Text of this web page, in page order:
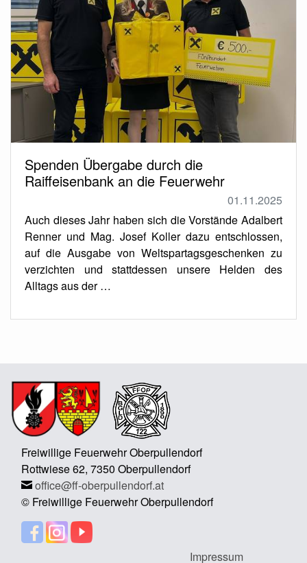
Spenden Übergabe durch die
Raiffeisenbank an die Feuerwehr
01.11.2025
Auch dieses Jahr haben sich die Vorstände Adalbert
Renner und Mag. Josef Koller dazu entschlossen,
auf die Ausgabe von Weltspartagsgeschenken zu
verzichten und stattdessen unsere Helden des
Alltags aus der …
Freiwillige Feuerwehr Oberpullendorf
Rottwiese 62, 7350 Oberpullendorf
office@ff-oberpullendorf.at
© Freiwillige Feuerwehr Oberpullendorf
Impressum